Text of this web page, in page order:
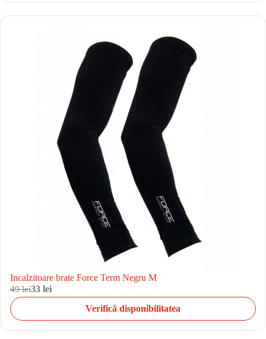
Incalzitoare brate Force Term Negru M
49 lei33 lei
Verifică disponibilitatea